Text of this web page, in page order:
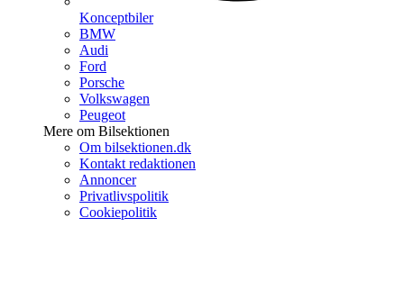
Konceptbiler
BMW
Audi
Ford
Porsche
Volkswagen
Peugeot
Mere om Bilsektionen
Om bilsektionen.dk
Kontakt redaktionen
Annoncer
Privatlivspolitik
Cookiepolitik